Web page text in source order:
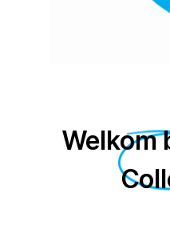
Welkom